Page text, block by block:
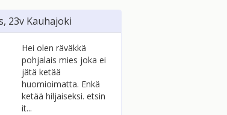
, 23v Kauhajoki
Hei olen räväkkä
pohjalais mies joka ei
jätä ketää
huomioimatta. Enkä
ketää hiljaiseksi. etsin
it...